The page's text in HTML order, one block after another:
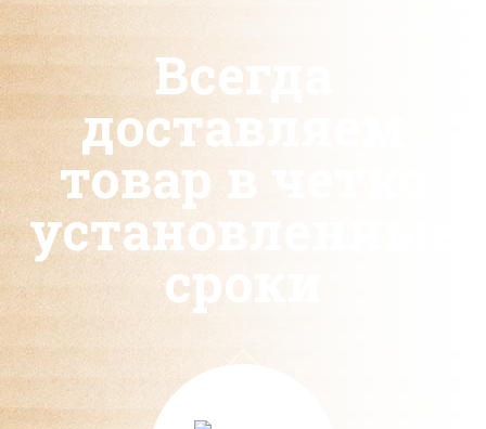
Всегда
доставляем
товар в четко
установленные
сроки